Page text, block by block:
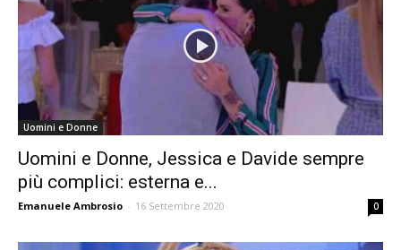
Uomini e Donne
Uomini e Donne, Jessica e Davide sempre
più complici: esterna e...
Emanuele Ambrosio - 16 Settembre 2020 0